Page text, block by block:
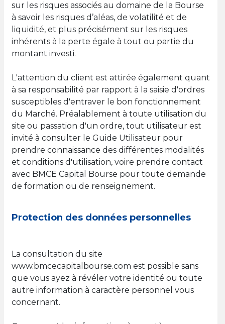
sur les risques associés au domaine de la Bourse
à savoir les risques d’aléas, de volatilité et de
liquidité, et plus précisément sur les risques
inhérents à la perte égale à tout ou partie du
montant investi.
L'attention du client est attirée également quant
à sa responsabilité par rapport à la saisie d'ordres
susceptibles d'entraver le bon fonctionnement
du Marché. Préalablement à toute utilisation du
site ou passation d'un ordre, tout utilisateur est
invité à consulter le Guide Utilisateur pour
prendre connaissance des différentes modalités
et conditions d'utilisation, voire prendre contact
avec BMCE Capital Bourse pour toute demande
de formation ou de renseignement.
Protection des données personnelles
La consultation du site
www.bmcecapitalbourse.com est possible sans
que vous ayez à révéler votre identité ou toute
autre information à caractère personnel vous
concernant.